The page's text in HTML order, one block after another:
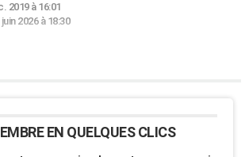
2019 à 16:01
juin 2026 à 18:30
EN QUELQUES CLICS